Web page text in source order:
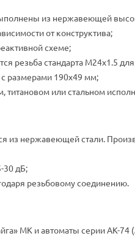
из нержавеющей
от конструктива;
схеме;
резьба стандарта M24x1.5
размерами 190х49 мм;
титановом или стальном
из нержавеющей стали.
30 дБ;
резьбовому соединению.
МК и автоматы серии АК-